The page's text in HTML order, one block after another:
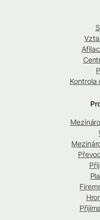
Kontrola